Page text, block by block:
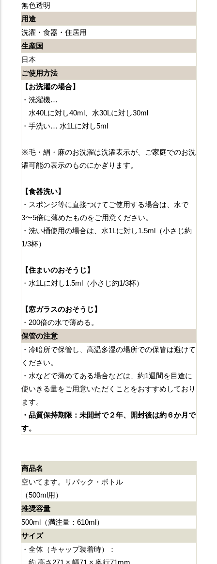
無色透明
用途
洗濯・食器・住居用
生産国
日本
ご使用方法
【お洗濯の場合】
・洗濯機…
水40Lに対し40ml、水30Lに対し30ml
・手洗い… 水1Lに対し5ml
※毛・絹・麻のお洗濯は洗濯表示が、ご家庭でのお洗
濯可能の表示のものにかぎります。
【食器洗い】
・スポンジ等に直接つけてご使用する場合は、水で
3〜5倍に薄めたものをご用意ください。
・洗い桶使用の場合は、水1Lに対し1.5ml（小さじ約
1/3杯）
【住まいのおそうじ】
・水1Lに対し1.5ml（小さじ約1/3杯）
【窓ガラスのおそうじ】
・200倍の水で薄める。
保管の注意
・冷暗所で保管し、高温多湿の場所での保管は避けて
ください。
・水などで薄めてある場合などは、約1週間を目途に
使いきる量をご用意いただくことをおすすめしており
ます。
・品質保持期限：未開封で２年、開封後は約６か月で
す。
商品名
空いてます。リパック・ボトル
（500ml用）
推奨容量
500ml（満注量：610ml）
サイズ
・全体（キャップ装着時）：
約 高さ271 × 幅71 × 奥行71mm